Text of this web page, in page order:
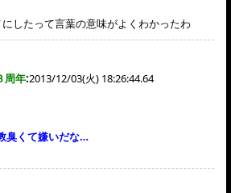
したって言葉の意味がよくわかったわ
周年:2013/12/03(火) 18:26:44.64
臭くて嫌いだな…